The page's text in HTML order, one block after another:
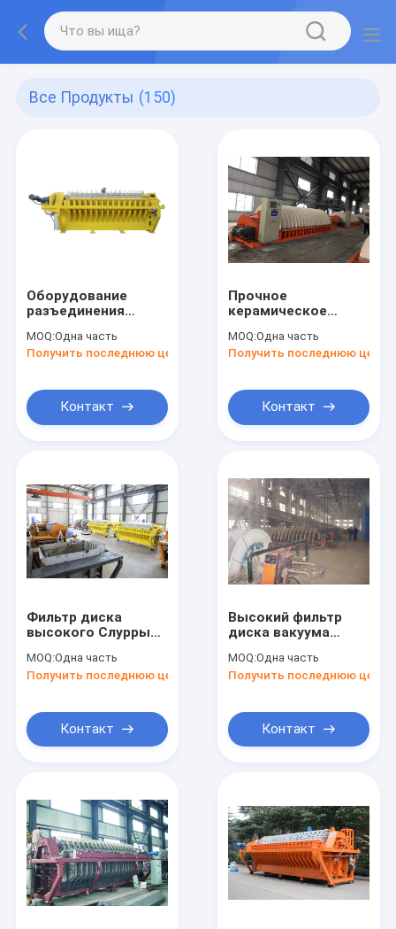
Все Продукты (150)
Оборудование
разъединения
эффективности
твердое
фильтр вакуума
диска
MOQ:Одна часть
Получить последнюю цену
Контакт
Прочное
керамическое
оборудование
глубокий вакуум
100 М2
MOQ:Одна часть
Получить последнюю цену
Контакт
Фильтр диска
высокого Слурры
урожайности
роторный, система
MOQ:Одна часть
Получить последнюю цену
Контакт
Высокий фильтр
диска вакуума
фильтрации,
роторный фильтр
MOQ:Одна часть
Получить последнюю цену
Контакт